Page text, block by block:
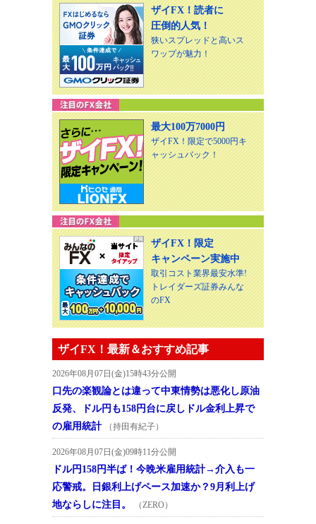
ザイFX！読者に
圧倒的人気！
狭いスプレッドと高いス
ワップが魅力！
最大100万7000円
ザイFX！限定で5000円キ
ャッシュバック！
ザイFX！限定
キャンペーン実施中
取引コスト業界最安水準!
トレイダーズ証券みんな
のFX
ザイFX！最新＆おすすめ記事
2026年08月07日(金)15時43分公開
口先の楽観論とは違って中東情勢は悪化し原油
反発、ドル円も158円台に戻しドル金利上昇で
の雇用統計
（持田有紀子）
2026年08月07日(金)09時11分公開
ドル円158円半ば！今晩米雇用統計→介入も一
応警戒。日銀利上げペース加速か？9月利上げ
地ならしに注目。
（ZERO）